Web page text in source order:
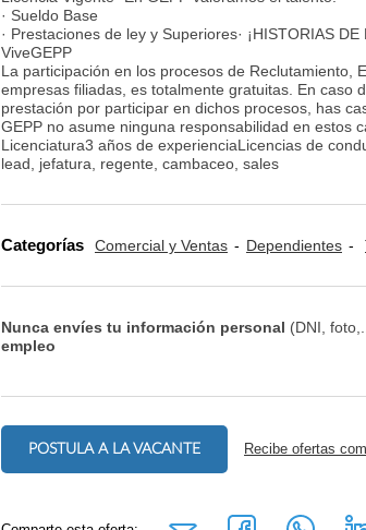
· Sueldo Base
· Prestaciones de ley y Superiores· ¡HISTORIAS
ViveGEPP
La participación en los procesos de Reclutamiento,
empresas filiadas, es totalmente gratuitas. En caso
prestación por participar en dichos procesos, has
GEPP no asume ninguna responsabilidad en estos
Licenciatura3 años de experienciaLicencias de
lead, jefatura, regente, cambaceo, sales
Categorías Comercial y Ventas Dependientes
Nunca envíes tu información personal (DNI,
empleo
POSTULA A LA VACANTE Recibe ofertas